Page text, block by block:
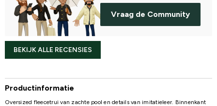
Vraag de Community
BEKIJK ALLE RECENSIES
Productinformatie
Oversized fleecetrui van zachte pool en details van imitatieleer. Binnenkant